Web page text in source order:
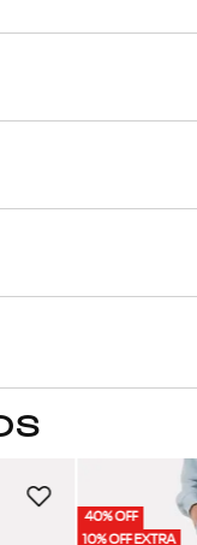
40% OFF
10% OFF EXTRA